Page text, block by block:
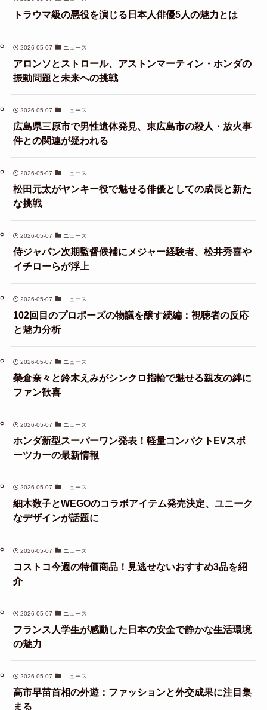
トラウマ級の悪役を演じる日本人俳優5人の魅力とは
2026-05-07 ニュース
アロンソとストロール、アストンマーティン・ホンダの
振動問題と未来への挑戦
2026-05-07 ニュース
広島県三原市で男性遺体発見、東広島市の殺人・放火事
件との関連が疑われる
2026-05-07 ニュース
松田元太がヤンキー役で魅せる俳優としての成長と新た
な挑戦
2026-05-07 ニュース
侍ジャパン次期監督候補にメジャー経験者、松井秀喜や
イチローらが浮上
2026-05-07 ニュース
102回目のプロポーズの物議を醸す続編：視聴者の反応
と魅力分析
2026-05-07 ニュース
榮倉奈々と鈴木えみがシンクロ指輪で魅せる親友の絆に
ファン歓喜
2026-05-07 ニュース
ホンダ新型スーパーワン発表！軽量コンパクトEVスポ
ーツカーの最新情報
2026-05-07 ニュース
細木数子とWEGOのコラボアイテム発売決定、ユニーク
なデザインが話題に
2026-05-07 ニュース
コストコ今週の特価商品！見逃せないおすすめ3品を紹
介
2026-05-07 ニュース
フランス人学生が感動した日本の安全で静かな生活環境
の魅力
2026-05-07 ニュース
高市早苗首相の外遊：ファッションと外交成果に注目集
まる